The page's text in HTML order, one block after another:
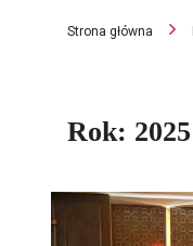
Strona główna
Rok: 2025